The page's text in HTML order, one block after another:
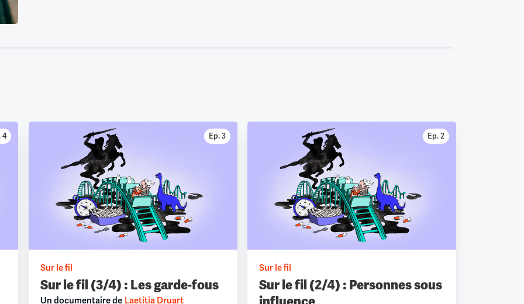
4 Ep. 3
Sur le fil (3/4) : Les garde-fous
Sur le fil
Un documentaire de Laetitia Druart
Ep. 2
Sur le fil (2/4) : Personnes sous
Sur le fil